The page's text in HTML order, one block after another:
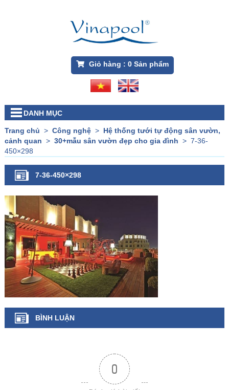
Giỏ hàng : 0Sản phẩm
DANH MỤC
Trang chủ > Công nghệ> Hệ thống tưới tự động sân vườn,
cảnh quan > 30+mẫu sân vườn đẹp cho gia đình > 7-36-
450×298
7-36-450×298
BÌNH LUẬN
0